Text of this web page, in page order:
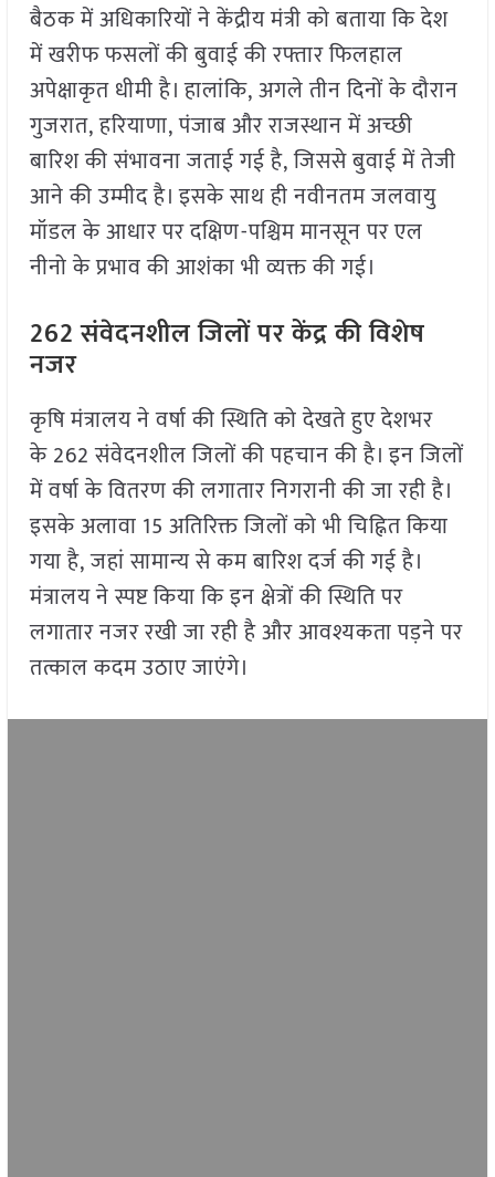
बैठक में अधिकारियों ने केंद्रीय मंत्री को बताया कि देश
में खरीफ फसलों की बुवाई की रफ्तार फिलहाल
अपेक्षाकृत धीमी है। हालांकि, अगले तीन दिनों के दौरान
गुजरात, हरियाणा, पंजाब और राजस्थान में अच्छी
बारिश की संभावना जताई गई है, जिससे बुवाई में तेजी
आने की उम्मीद है। इसके साथ ही नवीनतम जलवायु
मॉडल के आधार पर दक्षिण-पश्चिम मानसून पर एल
नीनो के प्रभाव की आशंका भी व्यक्त की गई।
262 संवेदनशील जिलों पर केंद्र की विशेष
नजर
कृषि मंत्रालय ने वर्षा की स्थिति को देखते हुए देशभर
के 262 संवेदनशील जिलों की पहचान की है। इन जिलों
में वर्षा के वितरण की लगातार निगरानी की जा रही है।
इसके अलावा 15 अतिरिक्त जिलों को भी चिह्नित किया
गया है, जहां सामान्य से कम बारिश दर्ज की गई है।
मंत्रालय ने स्पष्ट किया कि इन क्षेत्रों की स्थिति पर
लगातार नजर रखी जा रही है और आवश्यकता पड़ने पर
तत्काल कदम उठाए जाएंगे।